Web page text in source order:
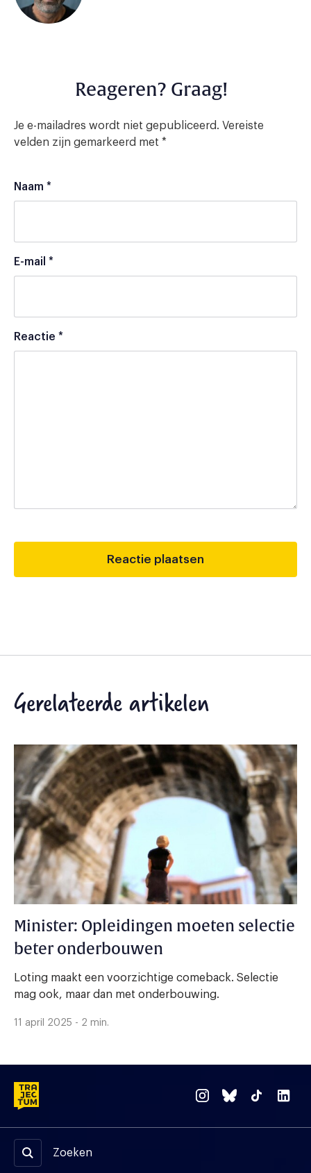
Reageren? Graag!
Je e-mailadres wordt niet gepubliceerd. Vereiste
velden zijn gemarkeerd met *
Naam *
E-mail *
Reactie *
Gerelateerde artikelen
Minister: Opleidingen moeten selectie
beter onderbouwen
Loting maakt een voorzichtige comeback. Selectie
mag ook, maar dan met onderbouwing.
11 april 2025 - 2 min.
Zoeken